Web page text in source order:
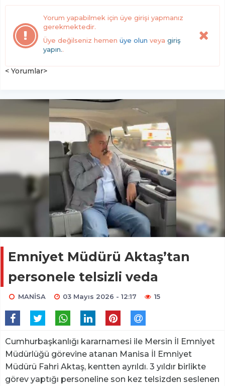
Yorum yapabilmek için üye girişi yapmanız
gerekmektedir.
Üye değilseniz hemen üye olun veya giriş
yapın..
< Yorumlar>
Emniyet Müdürü Aktaş’tan
personele telsizli veda
MANİSA 03 Mayıs 2026 - 12:17 15
Cumhurbaşkanlığı kararnamesi ile Mersin İl Emniyet
Müdürlüğü görevine atanan Manisa İl Emniyet
Müdürü Fahri Aktaş, kentten ayrıldı. 3 yıldır birlikte
görev yaptığı personeline son kez telsizden seslenen